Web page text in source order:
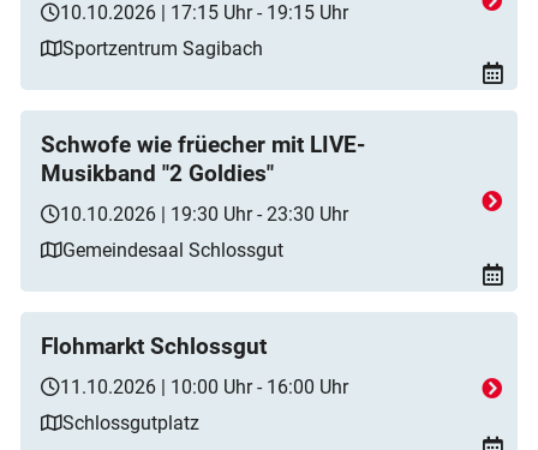
10.10.2026 | 17:15 Uhr - 19:15 Uhr
Sportzentrum Sagibach
Schwofe wie früecher mit LIVE-
Musikband "2 Goldies"
10.10.2026 | 19:30 Uhr - 23:30 Uhr
Gemeindesaal Schlossgut
Flohmarkt Schlossgut
11.10.2026 | 10:00 Uhr - 16:00 Uhr
Schlossgutplatz